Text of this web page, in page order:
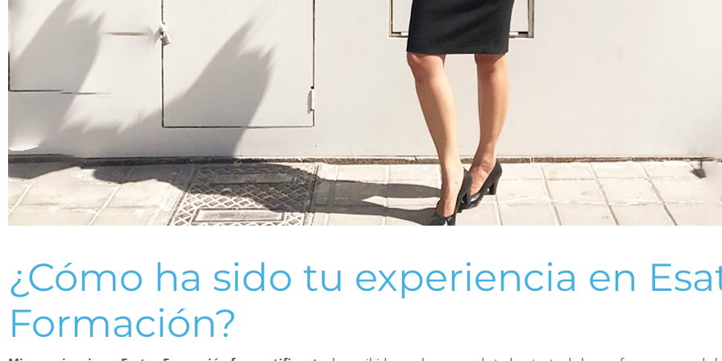
¿Cómo ha sido tu experiencia en
Formación?